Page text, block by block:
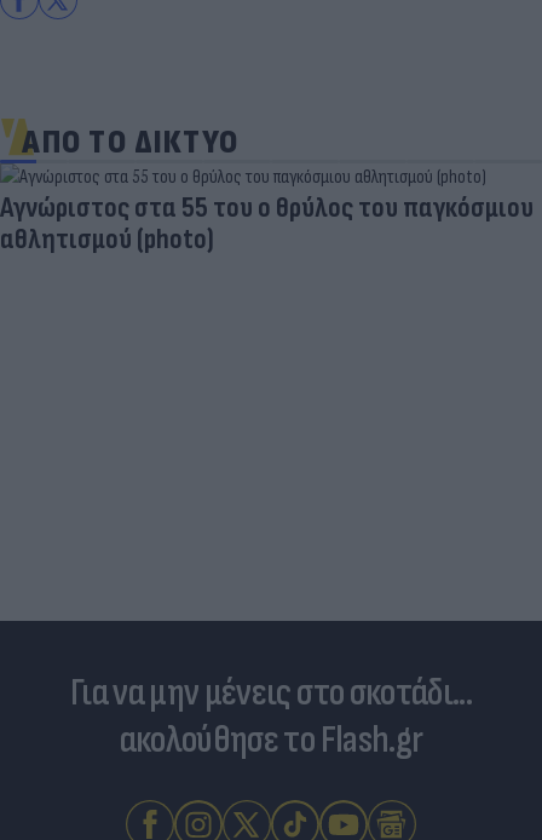
ΑΠΟ ΤΟ ΔΙΚΤΥΟ
Για να μην μένεις στο σκοτάδι...
ακολούθησε το Flash.gr